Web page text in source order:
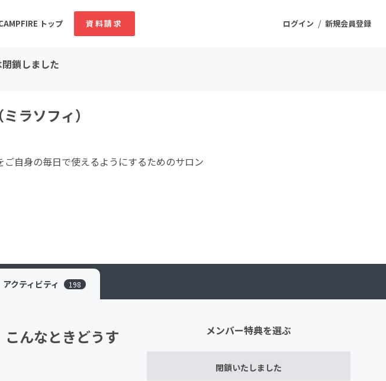
ログイン / 新規会員登録
トップ 資料請求
フード・飲食店
ファッション
CAMPFIRE Creation
鎖しました
ラソフィ）
ご自身の毎日で使えるようにするためのサロン
アクティビティ 198
んなときどうす
メンバー特典を選ぶ
閉鎖いたしました